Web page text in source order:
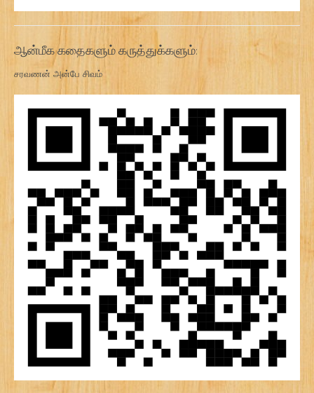
ஆன்மீக கதைகளும் கருத்துக்களும்:
சரவணன் அன்பே சிவம்